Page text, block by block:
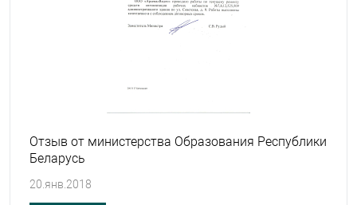
Отзыв от министерства Образования Республики
Беларусь
20.янв.2018